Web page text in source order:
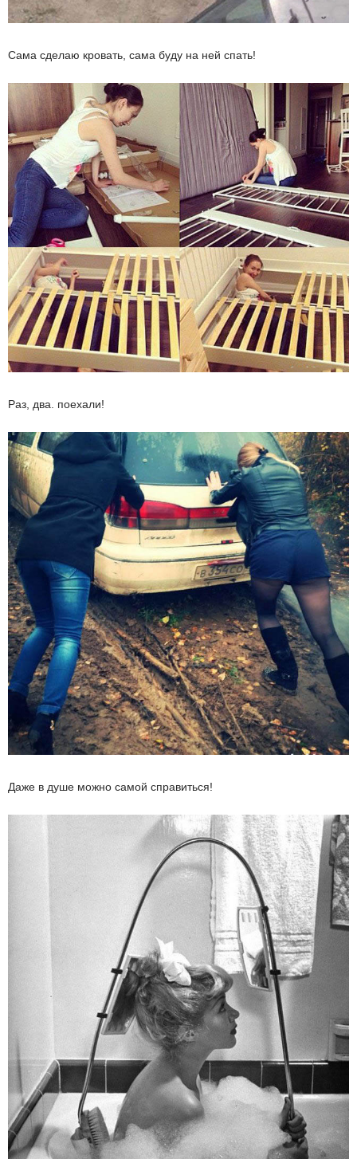
Сама сделаю кровать, сама буду на ней спать!
Раз, два. поехали!
Даже в душе можно самой справиться!